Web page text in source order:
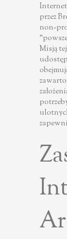
Internet
przez
non-
Misją